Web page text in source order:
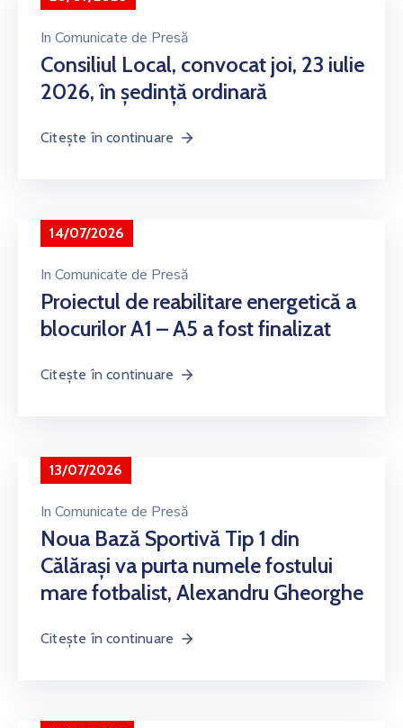
In Comunicate de Presă
Consiliul Local, convocat joi, 23 iulie
2026, în ședință ordinară
Citește în continuare
14/07/2026
In Comunicate de Presă
Proiectul de reabilitare energetică a
blocurilor A1 – A5 a fost finalizat
Citește în continuare
13/07/2026
In Comunicate de Presă
Noua Bază Sportivă Tip 1 din
Călărași va purta numele fostului
mare fotbalist, Alexandru Gheorghe
Citește în continuare